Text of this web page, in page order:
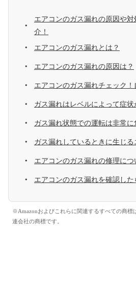
エアコンのガス漏れの原因や
介！
エアコンのガス漏れとは？
エアコンのガス漏れの原因は？
エアコンのガス漏れチェック
ガス漏れはレベルによって症状
ガス漏れ状態での運転は非常に
ガス漏れしているときに生じ
エアコンのガス漏れの修理につ
エアコンのガス漏れを確認した
※Amazonおよびこれらに関連するすべての商標
連会社の商標です。